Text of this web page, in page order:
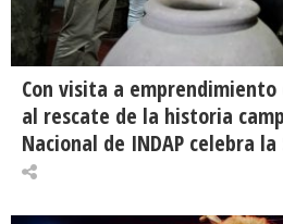
Con visita a
al rescate de la historia
Nacional de INDAP celebra